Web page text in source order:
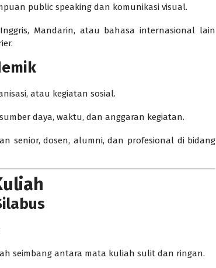
public speaking dan komunikasi visual.
Mandarin, atau bahasa internasional lain
atau kegiatan sosial.
daya, waktu, dan anggaran kegiatan.
senior, dosen, alumni, dan profesional di bidang
seimbang antara mata kuliah sulit dan ringan.